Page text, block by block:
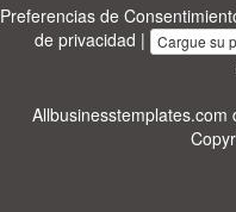
Preferencias de
de privacidad | Cargue su
Allbusinesstemplates.com